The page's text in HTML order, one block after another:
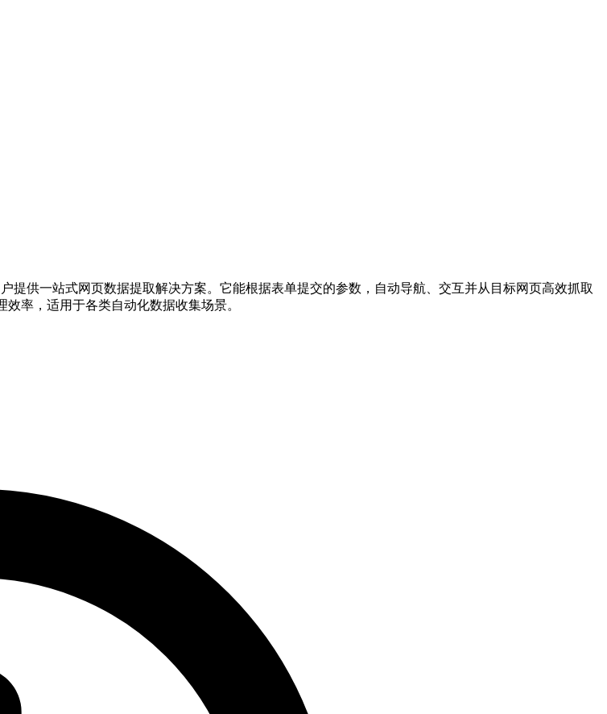
提供一站式网页数据提取解决方案。它能根据表单提交的参数，自动导航、交互并从目标网页高效抓取
率，适用于各类自动化数据收集场景。